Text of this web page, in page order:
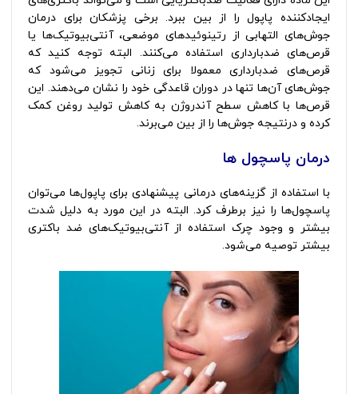
ایجادکننده پاپول را از بین ببرد. برخی پزشکان برای درمان
جوش‌های التهابی از رتینوئیدهای موضعی، آنتی‌بیوتیک‌ها یا
قرص‌های ضدبارداری استفاده می‌کنند. البته توجه کنید که
قرص‌های ضدبارداری معمولا برای زنانی تجویز می‌شود که
جوش‌های آن‌ها تنها در دوران قاعدگی خود را نشان می‌دهند. این
قرص‌ها با کاهش سطح آندروژن به کاهش تولید روغن کمک
کرده و درنتیجه جوش‌ها را از بین می‌برند.
درمان پاسچول ها
با استفاده از گزینه‌های درمانی پیشنهادی برای پاپول‌ها می‌توان
پاسچول‌ها را نیز برطرف کرد. البته در این مورد به دلیل شدت
بیشتر و وجود چرک استفاده از آنتی‌بیوتیک‌های ضد باکتری
بیشتر توصیه می‌شود.